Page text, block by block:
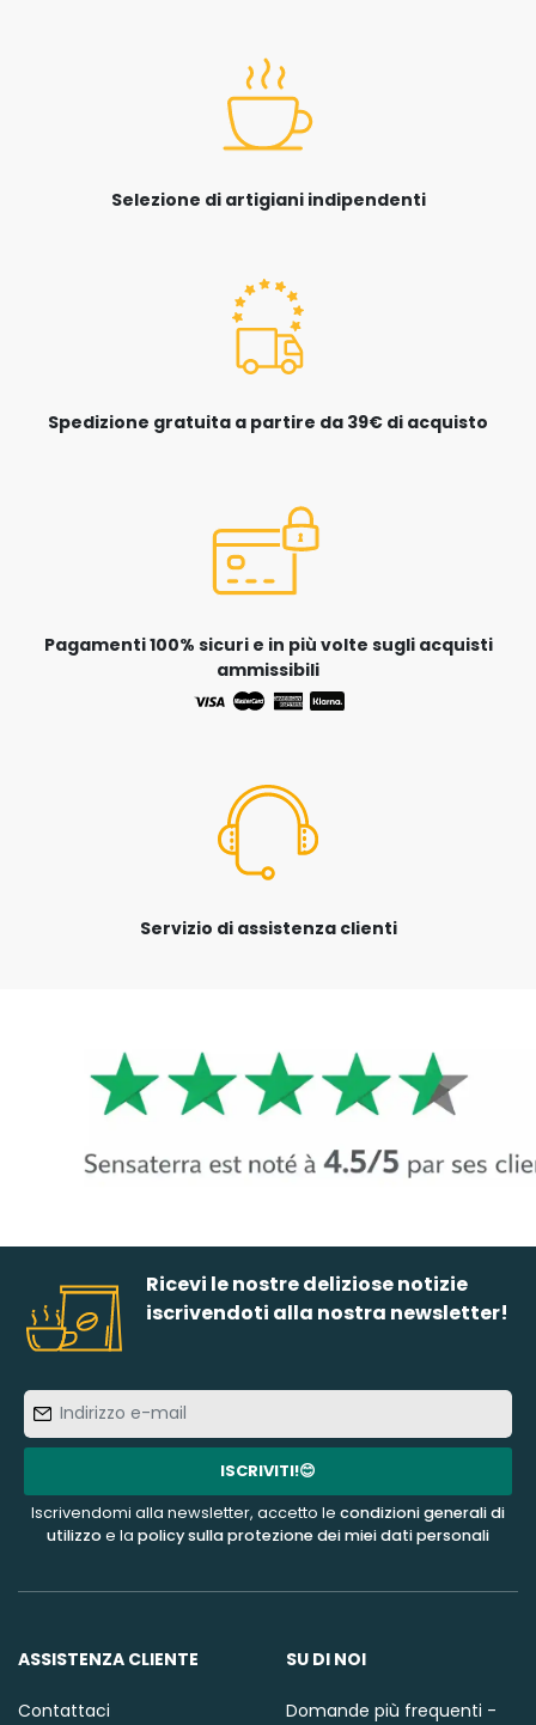
Selezione di artigiani indipendenti
Spedizione gratuita a partire da 39€ di acquisto
Pagamenti 100% sicuri e in più volte sugli acquisti
ammissibili
Servizio di assistenza clienti
Ricevi le nostre deliziose notizie
iscrivendoti alla nostra newsletter!
e-
mail
ISCRIVITI!😊
Iscrivendomi alla newsletter, accetto le condizioni generali di
utilizzoe la policy sulla protezione dei miei dati personali
ASSISTENZA CLIENTE
Contattaci
SU DI NOI
Domande più frequenti -